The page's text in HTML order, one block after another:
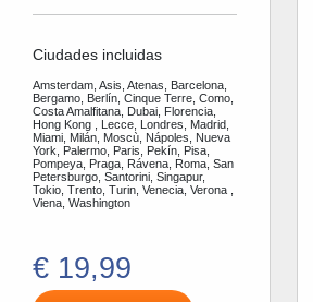
Ciudades incluidas
Amsterdam, Asis, Atenas, Barcelona,
Bergamo, Berlín, Cinque Terre, Como,
Costa Amalfitana, Dubai, Florencia,
Hong Kong , Lecce, Londres, Madrid,
Miami, Milán, Moscù, Nápoles, Nueva
York, Palermo, Paris, Pekín, Pisa,
Pompeya, Praga, Rávena, Roma, San
Petersburgo, Santorini, Singapur,
Tokio, Trento, Turin, Venecia, Verona ,
Viena, Washington
€ 19,99